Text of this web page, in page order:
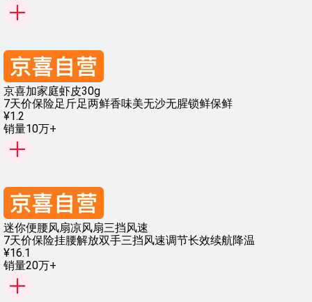
京喜加家庭虾皮30g
7天价保险足斤足两鲜香味美无沙无腥锁鲜保鲜
¥1.2
销量10万+
迷你便腰风扇凉风扇三挡风速
7天价保险挂腰解放双手三挡风速调节长效续航降温
¥16.1
销量20万+